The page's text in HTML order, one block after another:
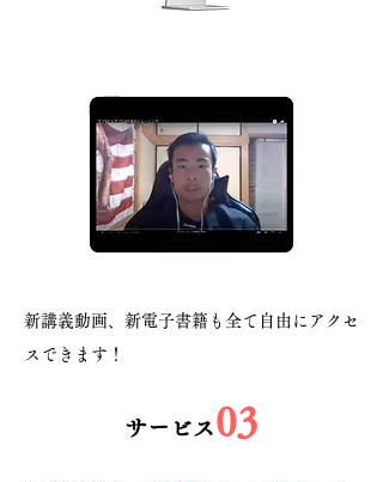
新講義動画、新電子書籍も全て自由にアクセ
スできます！
​サービス03